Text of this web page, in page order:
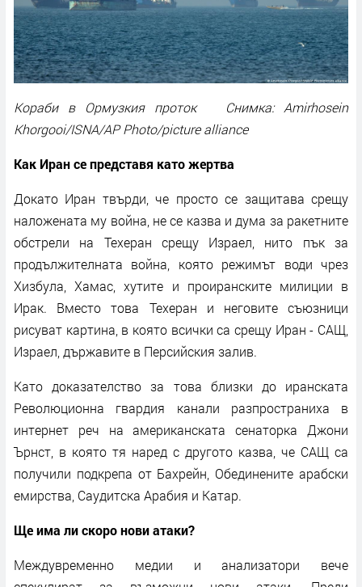
Кораби в Ормузкия проток Снимка: Amirhosein
Khorgooi/ISNA/AP Photo/picture alliance
Как Иран се представя като жертва
Докато Иран твърди, че просто се защитава срещу
наложената му война, не се казва и дума за ракетните
обстрели на Техеран срещу Израел, нито пък за
продължителната война, която режимът води чрез
Хизбула, Хамас, хутите и проиранските милиции в
Ирак. Вместо това Техеран и неговите съюзници
рисуват картина, в която всички са срещу Иран - САЩ,
Израел, държавите в Персийския залив.
Като доказателство за това близки до иранската
Революционна гвардия канали разпространиха в
интернет реч на американската сенаторка Джони
Ърнст, в която тя наред с другото казва, че САЩ са
получили подкрепа от Бахрейн, Обединените арабски
емирства, Саудитска Арабия и Катар.
Ще има ли скоро нови атаки?
Междувременно медии и анализатори вече